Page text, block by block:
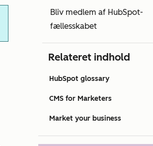
Bliv medlem af HubSpot-
fællesskabet
Relateret indhold
HubSpot glossary
CMS for Marketers
Market your business